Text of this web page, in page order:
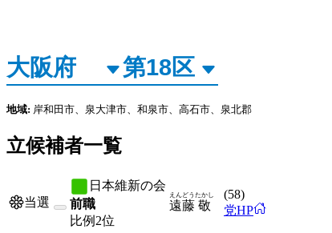
地域: 岸和田市、泉大津市、和泉市、高石市、泉北郡
立候補者一覧
当選
日本維新の会
前職
比例 2位
遠藤
えんどう
敬
たかし (58)
党HP